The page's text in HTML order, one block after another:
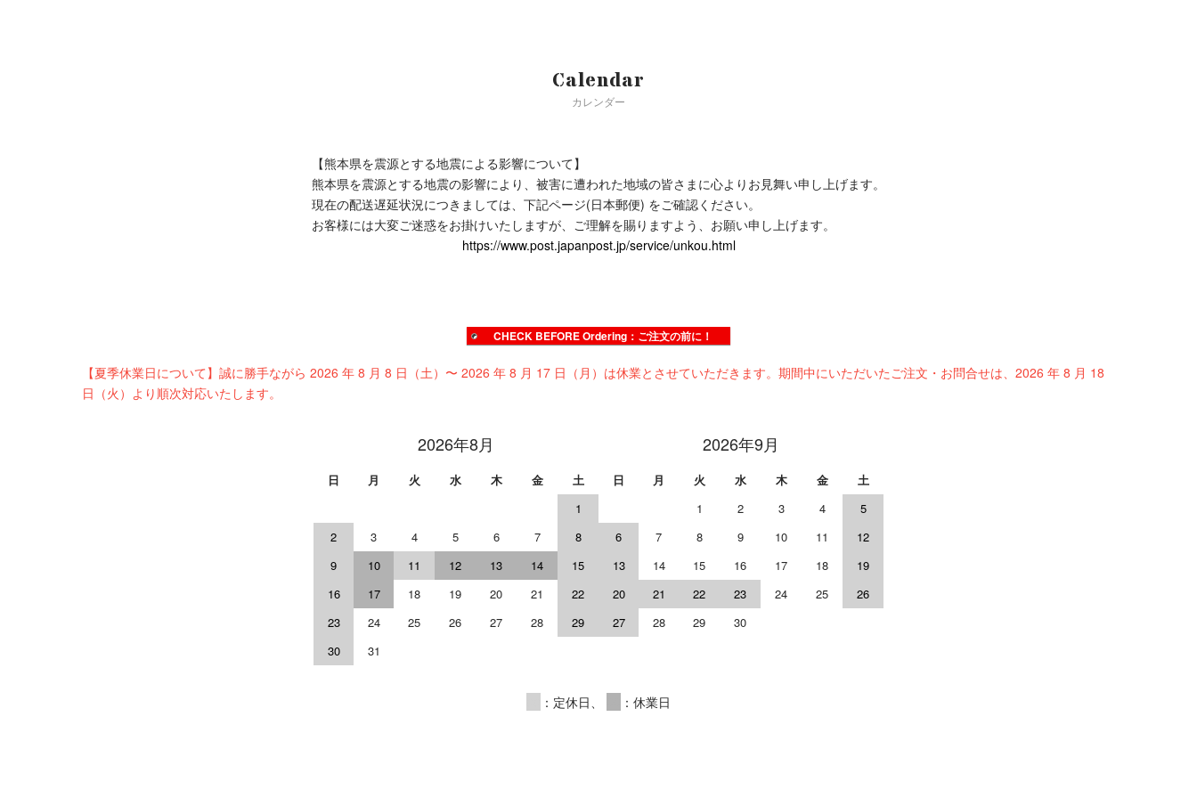
Calendar
カレンダー
【熊本県を震源とする地震による影響について】
熊本県を震源とする地震の影響により、被害に遭われた地域の皆さまに心よりお見舞い申し上げます。
現在の配送遅延状況につきましては、下記ページ(日本郵便) をご確認ください。
お客様には大変ご迷惑をお掛けいたしますが、ご理解を賜りますよう、お願い申し上げます。
https://www.post.japanpost.jp/service/unkou.html
CHECK BEFORE Ordering：ご注文の前に！
【夏季休業日について】誠に勝手ながら 2026 年 8 月 8 日（土）〜 2026 年 8 月 17 日（月）は休業とさせていただきます。期間中にいただいたご注文・お問合せは、2026 年 8 月 18
日（火）より順次対応いたします。
2026年8月
日 月 火 水 木 金
土
1
2
3 4 5 6 7
8
9
10 11 12 13 14
15
16
17 18 19 20 21
22
23
24 25 26 27 28
29
30
31
2026年9月
日 月 火 水 木 金
土
1
2 3 4
5
6
7 8 9 10 11
12
13
14 15 16 17 18
19
20
21 22 23 24 25
26
27
28 29 30
：定休日、 ：休業日